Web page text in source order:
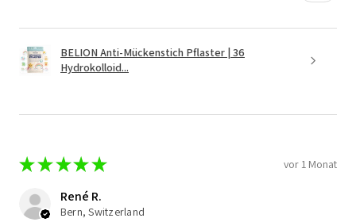
BELION Anti-Mückenstich Pflaster | 36
Hydrokolloid...
★★ ★★★ vor 1 Monat
René R.
Bern, Switzerland